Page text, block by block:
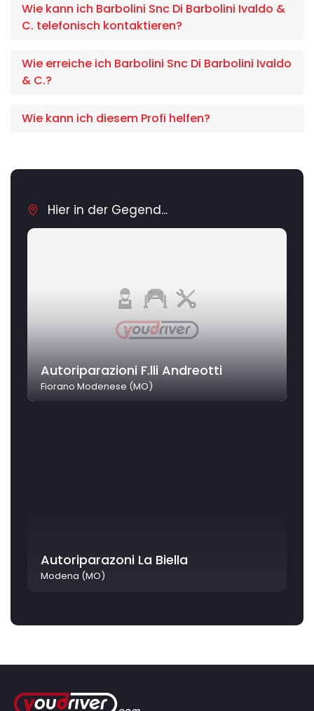
Wie kann ich Barbolini Snc Di Barbolini Ivaldo &
C. telefonisch kontaktieren?
Wie erreiche ich Barbolini Snc Di Barbolini Ivaldo
& C.?
Wie kann ich diesem Profi helfen?
Hier in der Gegend...
Autoriparazioni F.lli Andreotti
Fiorano Modenese (MO)
Autoriparazoni La Biella
Modena (MO)